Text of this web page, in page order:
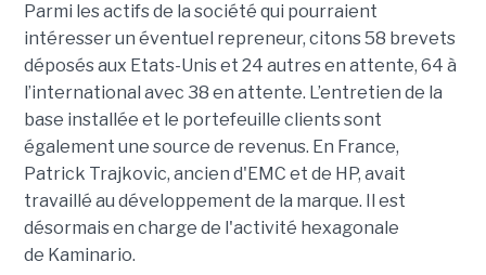
Parmi les actifs de la société qui pourraient
intéresser un éventuel repreneur, citons 58 brevets
déposés aux Etats-Unis et 24 autres en attente, 64 à
l’international avec 38 en attente. L’entretien de la
base installée et le portefeuille clients sont
également une source de revenus. En France,
Patrick Trajkovic, ancien d'EMC et de HP, avait
travaillé au développement de la marque. Il est
désormais en charge de l'activité hexagonale
de Kaminario.